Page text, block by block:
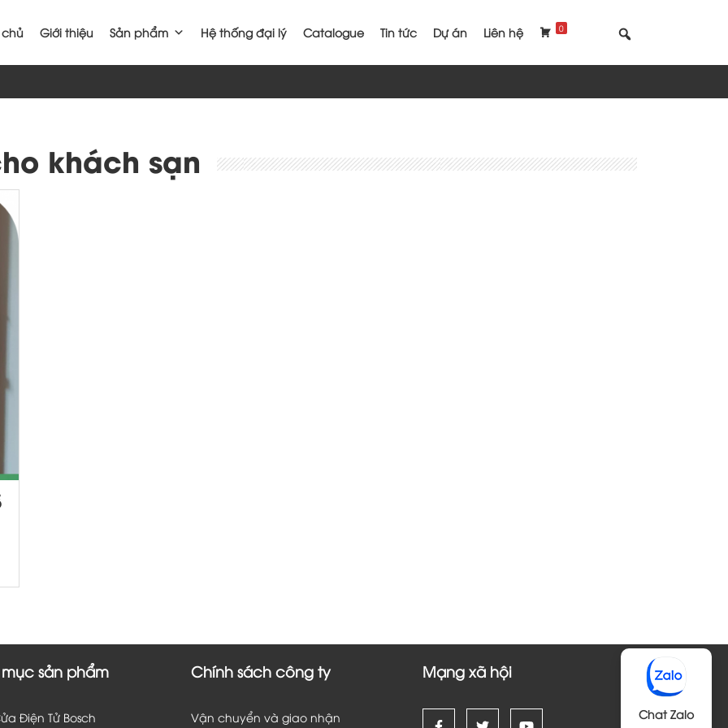
chủ Giới thiệu Sản phẩm Hệ thống đại lý Catalogue Tin tức Dự án Liên hệ 0
khách sạn
Chat Zalo
sản phẩm
Điện Tử Bosch
Chính sách công ty
Vận chuyển và giao nhận
Mạng xã hội